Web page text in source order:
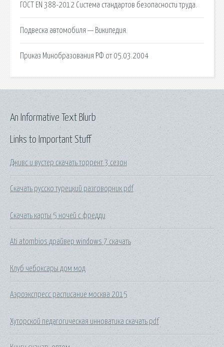
ГОСТ EN 388-2012 Система стандартов безопасности труда.
Подвеска автомобиля — Википедия.
Приказ Минобразования РФ от 05.03.2004
Links to Important Stuff
Дживс и вустер скачать торрент 3 сезон
Скачать русско турецкий разговорник pdf
Скачать карты 5 ночей с фредди
Ati atombios драйвер windows 7 скачать
Клуб чебоксары дом мод
Аэроэкспресс расписание москва 2015
Хуторской педагогическая инноватика скачать pdf
An Informative Text Blurb